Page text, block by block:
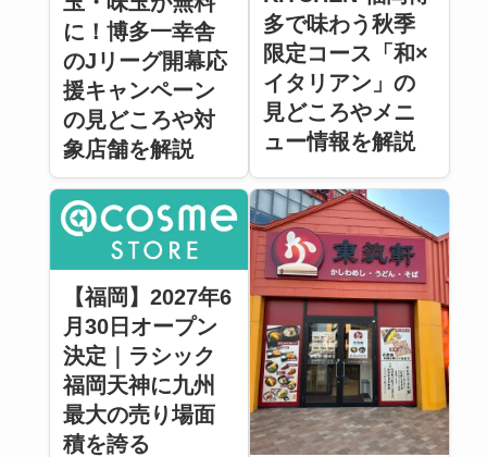
に！博多一幸舎
のJリーグ開幕応
援キャンペーン
の見どころや対
象店舗を解説
多で味わう秋季
限定コース「和×
イタリアン」の
見どころやメニ
ュー情報を解説
【福岡】2027年6
月30日オープン
決定｜ラシック
福岡天神に九州
最大の売り場面
積を誇る